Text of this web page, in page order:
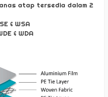
atap tersedia dalam 2
& WSA
& WDA